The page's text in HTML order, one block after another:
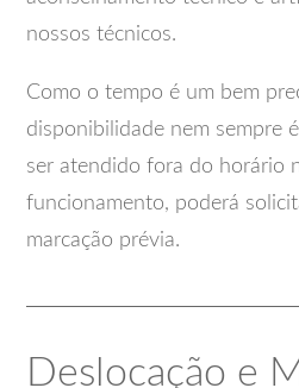
nossos técnicos.
Como o tempo é um bem
disponibilidade nem sempre
ser atendido fora do horário
funcionamento, poderá
marcação prévia.
Deslocação e